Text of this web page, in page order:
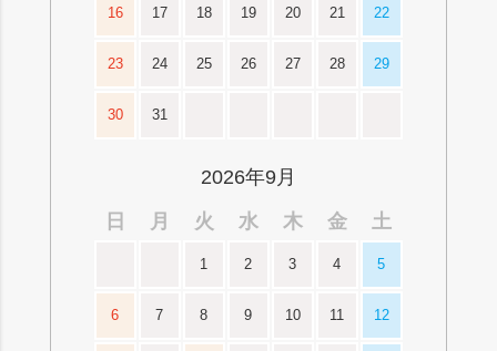
16 17 18 19 20 21 22
23 24 25 26 27 28 29
30 31
2026年9月
日
月 火 水 木 金 土
1 2 3 4 5
6 7 8 9 10 11 12